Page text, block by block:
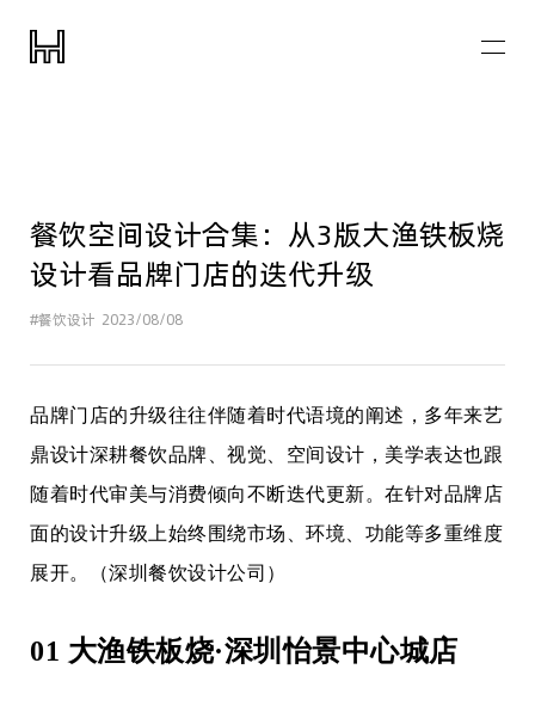
餐饮空间设计合集：从3版大渔铁板烧
设计看品牌门店的迭代升级
#餐饮设计 2023/08/08
品牌门店的升级往往伴随着时代语境的阐述，多年来艺
鼎设计深耕餐饮品牌、视觉、空间设计，美学表达也跟
随着时代审美与消费倾向不断迭代更新。在针对品牌店
面的设计升级上始终围绕市场、环境、功能等多重维度
展开。（深圳餐饮设计公司）
01 大渔铁板烧·深圳怡景中心城店